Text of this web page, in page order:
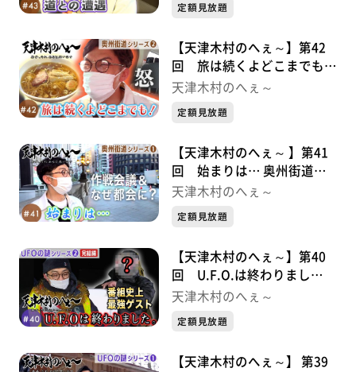
定額見放題
【天津木村のへぇ～】第42
回 旅は続くよどこまでも！
奥州街道シリーズ②
天津木村のへぇ～
定額見放題
【天津木村のへぇ～ 】第41
回 始まりは… 奥州街道シ
リーズ①
天津木村のへぇ～
定額見放題
【天津木村のへぇ～】第40
回 U.F.O.は終わりまし
た。 UFOの謎シリーズ②完
天津木村のへぇ～
定額見放題
【天津木村のへぇ～】 第39